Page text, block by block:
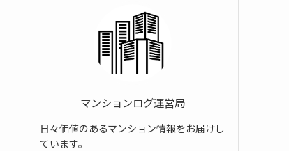
マンションログ運営局
日々価値のあるマンション情報をお届けし
ています。